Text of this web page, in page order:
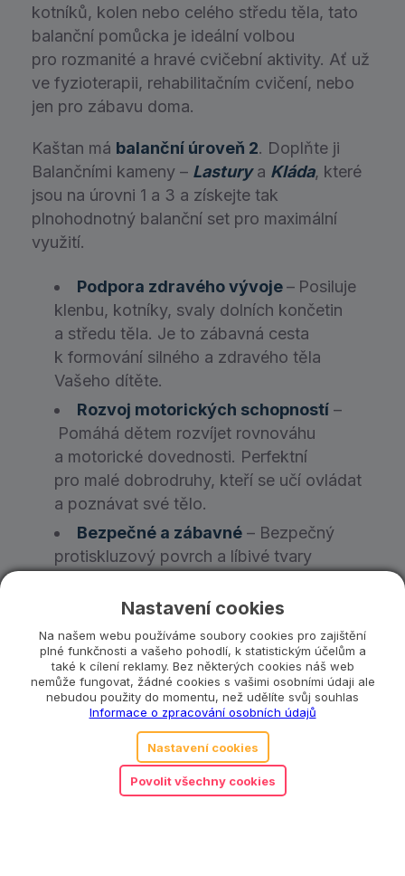
kotníků, kolen nebo celého středu těla, tato
balanční pomůcka je ideální volbou
pro rozmanité a hravé cvičební aktivity. Ať už
ve fyzioterapii, rehabilitačním cvičení, nebo
jen pro zábavu doma.
Kaštan má balanční úroveň 2. Doplňte ji
Balančními kameny – Lasturya Kláda, které
jsou na úrovni 1 a 3 a získejte tak
plnohodnotný balanční set pro maximální
využití.
Podpora zdravého vývoje– Posiluje
klenbu, kotníky, svaly dolních končetin
a středu těla. Je to zábavná cesta
k formování silného a zdravého těla
Vašeho dítěte.
Rozvoj motorických schopností–
Pomáhá dětem rozvíjet rovnováhu
a motorické dovednosti. Perfektní
pro malé dobrodruhy, kteří se učí ovládat
a poznávat své tělo.
Bezpečné a zábavné– Bezpečný
protiskluzový povrch a líbivé tvary
v bezpečí. Ideální pro indoor i outdoor
hraní.
Neomezené možnosti hry–Nabízí
širokou škálu aktivit – od stání na jedné
noze, přes hru „zem je láva“, až po házení
míčem. Vaše dítě se nikdy nebude nudit!
Podpora kreativity a představivosti
Balanční kameny podporují fyzický vývoj
a motivují děti k používání jejich fantazie
Nastavení cookies
Na našem webu používáme soubory cookies pro zajištění
plné funkčnosti a vašeho pohodlí, k statistickým účelům a
také k cílení reklamy. Bez některých cookies náš web
nemůže fungovat, žádné cookies s vašimi osobními údaji ale
nebudou použity do momentu, než udělíte svůj souhlas
Informace o zpracování osobních údajů
Nastavení cookies
Povolit všechny cookies